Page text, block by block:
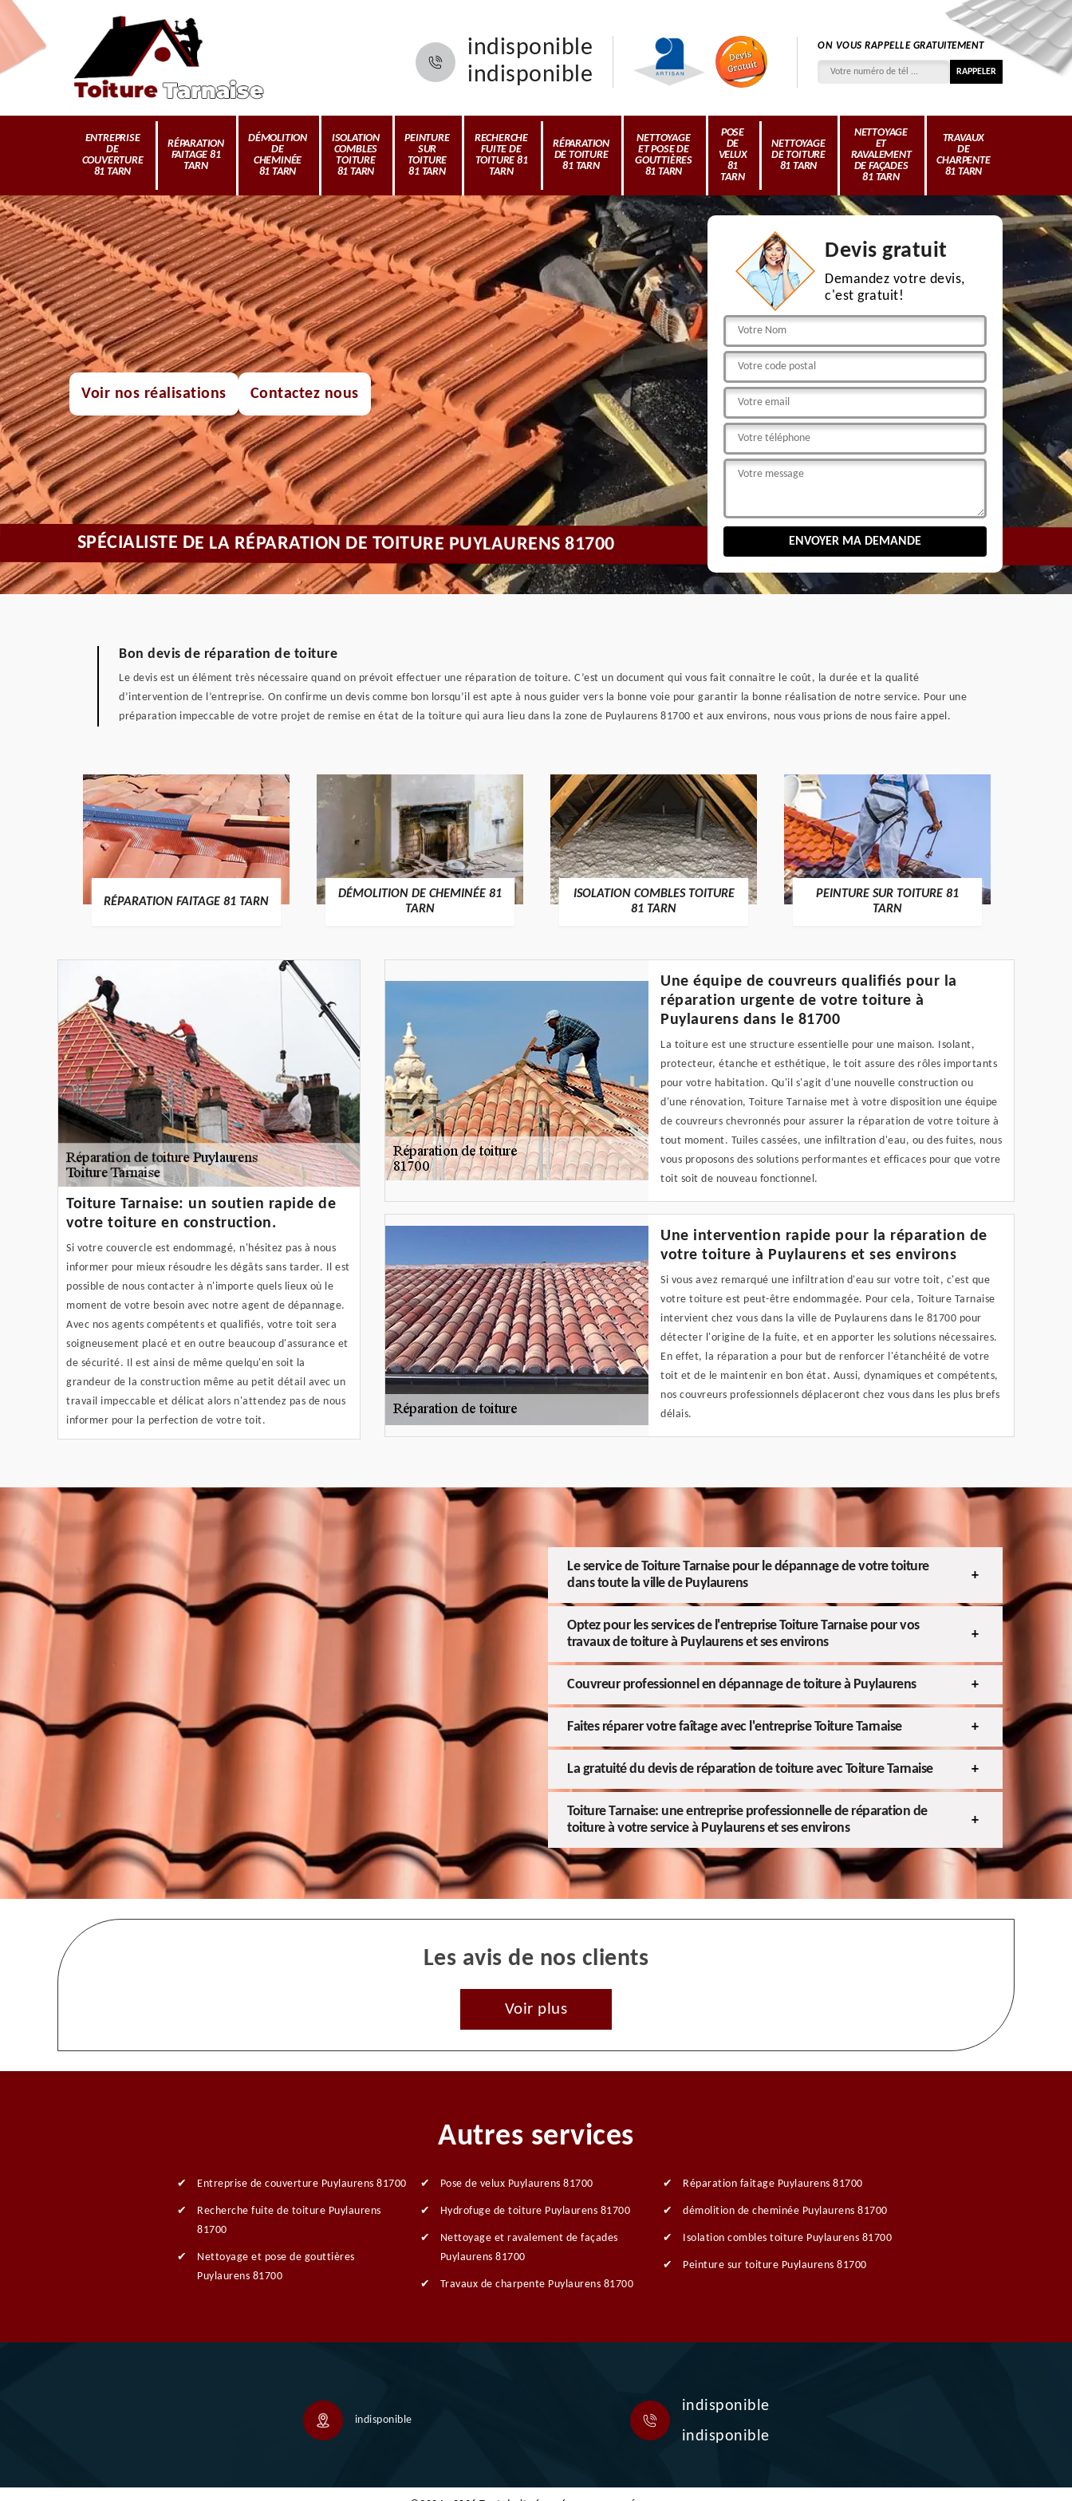
indisponible
indisponible
ON VOUS RAPPELLE GRATUITEMENT
ENTREPRISE
DE
COUVERTURE
81 TARN
RÉPARATION
FAITAGE 81
TARN
DÉMOLITION
DE
CHEMINÉE
81 TARN
ISOLATION
COMBLES
TOITURE
81 TARN
PEINTURE
SUR
TOITURE
81 TARN
RECHERCHE
FUITE DE
TOITURE 81
TARN
RÉPARATION
DE TOITURE
81 TARN
NETTOYAGE
ET POSE DE
GOUTTIÈRES
81 TARN
POSE
DE
VELUX
81
TARN
NETTOYAGE
DE TOITURE
81 TARN
NETTOYAGE
ET
RAVALEMENT
DE FAÇADES
81 TARN
TRAVAUX
DE
CHARPENTE
81 TARN
Voir nos réalisations Contactez nous
Devis gratuit
Demandez votre devis,
c'est gratuit!
SPÉCIALISTE DE LA RÉPARATION DE TOITURE PUYLAURENS 81700
Bon devis de réparation de toiture
Le devis est un élément très nécessaire quand on prévoit effectuer une réparation de toiture. C’est un document qui vous fait connaitre le coût, la durée et la qualité
d’intervention de l’entreprise. On confirme un devis comme bon lorsqu’il est apte à nous guider vers la bonne voie pour garantir la bonne réalisation de notre service. Pour une
préparation impeccable de votre projet de remise en état de la toiture qui aura lieu dans la zone de Puylaurens 81700 et aux environs, nous vous prions de nous faire appel.
RÉPARATION FAITAGE 81 TARN
DÉMOLITION DE CHEMINÉE 81
TARN
ISOLATION COMBLES TOITURE
81 TARN
PEINTURE SUR TOITURE 81
TARN
Toiture Tarnaise: un soutien rapide de
votre toiture en construction.
Si votre couvercle est endommagé, n'hésitez pas à nous
informer pour mieux résoudre les dégâts sans tarder. Il est
possible de nous contacter à n'importe quels lieux où le
moment de votre besoin avec notre agent de dépannage.
Avec nos agents compétents et qualifiés, votre toit sera
soigneusement placé et en outre beaucoup d'assurance et
de sécurité. Il est ainsi de même quelqu'en soit la
grandeur de la construction même au petit détail avec un
travail impeccable et délicat alors n'attendez pas de nous
informer pour la perfection de votre toit.
Une équipe de couvreurs qualifiés pour la
réparation urgente de votre toiture à
Puylaurens dans le 81700
La toiture est une structure essentielle pour une maison. Isolant,
protecteur, étanche et esthétique, le toit assure des rôles importants
pour votre habitation. Qu'il s'agit d'une nouvelle construction ou
d'une rénovation, Toiture Tarnaise met à votre disposition une équipe
de couvreurs chevronnés pour assurer la réparation de votre toiture à
tout moment. Tuiles cassées, une infiltration d'eau, ou des fuites, nous
vous proposons des solutions performantes et efficaces pour que votre
toit soit de nouveau fonctionnel.
Une intervention rapide pour la réparation de
votre toiture à Puylaurens et ses environs
Si vous avez remarqué une infiltration d'eau sur votre toit, c'est que
votre toiture est peut-être endommagée. Pour cela, Toiture Tarnaise
intervient chez vous dans la ville de Puylaurens dans le 81700 pour
détecter l'origine de la fuite, et en apporter les solutions nécessaires.
En effet, la réparation a pour but de renforcer l'étanchéité de votre
toit et de le maintenir en bon état. Aussi, dynamiques et compétents,
nos couvreurs professionnels déplaceront chez vous dans les plus brefs
délais.
Le service de Toiture Tarnaise pour le dépannage de votre toiture
dans toute la ville de Puylaurens
Optez pour les services de l'entreprise Toiture Tarnaise pour vos
travaux de toiture à Puylaurens et ses environs
Couvreur professionnel en dépannage de toiture à Puylaurens
Faites réparer votre faîtage avec l'entreprise Toiture Tarnaise
La gratuité du devis de réparation de toiture avec Toiture Tarnaise
Toiture Tarnaise: une entreprise professionnelle de réparation de
toiture à votre service à Puylaurens et ses environs
Les avis de nos clients
Voir plus
Autres services
Entreprise de couverture Puylaurens 81700
Recherche fuite de toiture Puylaurens
81700
Nettoyage et pose de gouttières
Puylaurens 81700
Pose de velux Puylaurens 81700
Hydrofuge de toiture Puylaurens 81700
Nettoyage et ravalement de façades
Puylaurens 81700
Travaux de charpente Puylaurens 81700
Réparation faitage Puylaurens 81700
démolition de cheminée Puylaurens 81700
Isolation combles toiture Puylaurens 81700
Peinture sur toiture Puylaurens 81700
indisponible
indisponible
indisponible